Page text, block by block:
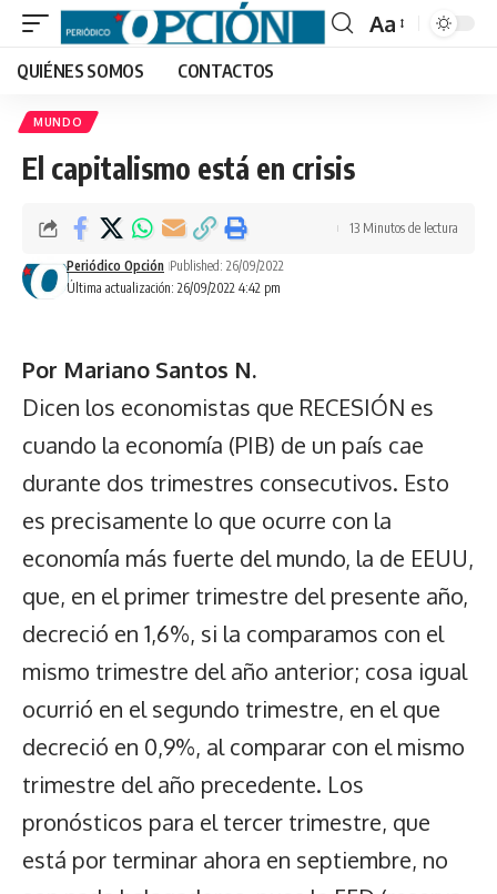
Font
Aa
QUIÉNES SOMOS CONTACTOS
MUNDO
El capitalismo está en crisis
Última actualización: 26/09/2022 4:42 pm
Periódico Opción Published: 26/09/2022
13 Minutos de lectura
Por Mariano Santos N.
Dicen los economistas que RECESIÓN es
cuando la economía (PIB) de un país cae
durante dos trimestres consecutivos. Esto
es precisamente lo que ocurre con la
economía más fuerte del mundo, la de EEUU,
que, en el primer trimestre del presente año,
decreció en 1,6%, si la comparamos con el
mismo trimestre del año anterior; cosa igual
ocurrió en el segundo trimestre, en el que
decreció en 0,9%, al comparar con el mismo
trimestre del año precedente. Los
pronósticos para el tercer trimestre, que
está por terminar ahora en septiembre, no